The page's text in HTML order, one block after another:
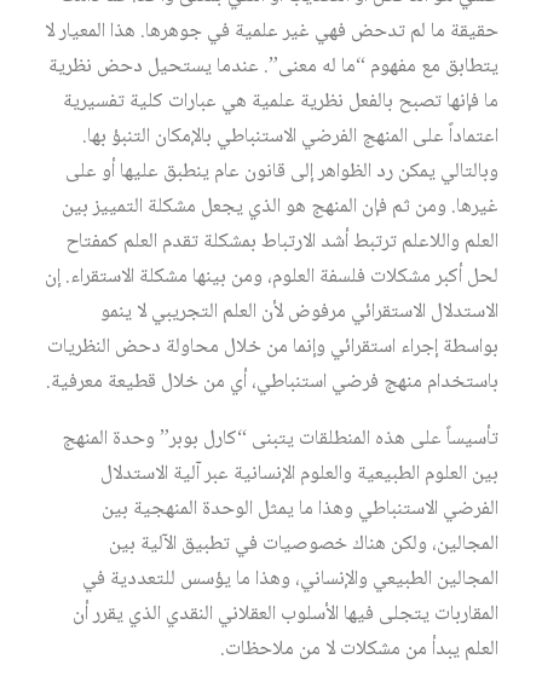
حقيقة ما لم تدحض فهي غير علمية في جوهرها. هذا المعيار لا
يتطابق مع مفهوم “ما له معنى”. عندما يستحيل دحض نظرية
ما فإنها تصبح بالفعل نظرية علمية هي عبارات كلية تفسيرية
اعتماداً على المنهج الفرضي الاستنباطي بالإمكان التنبؤ بها.
وبالتالي يمكن رد الظواهر إلى قانون عام ينطبق عليها أو على
غيرها. ومن ثم فإن المنهج هو الذي يجعل مشكلة التمييز بين
العلم واللاعلم ترتبط أشد الارتباط بمشكلة تقدم العلم كمفتاح
لحل أكبر مشكلات فلسفة العلوم، ومن بينها مشكلة الاستقراء. إن
الاستدلال الاستقرائي مرفوض لأن العلم التجريبي لا ينمو
بواسطة إجراء استقرائي وإنما من خلال محاولة دحض النظريات
باستخدام منهج فرضي استنباطي، أي من خلال قطيعة معرفية.
تأسيساً على هذه المنطلقات يتبنى “كارل بوبر” وحدة المنهج
بين العلوم الطبيعية والعلوم الإنسانية عبر آلية الاستدلال
الفرضي الاستنباطي وهذا ما يمثل الوحدة المنهجية بين
المجالين، ولكن هناك خصوصيات في تطبيق الآلية بين
المجالين الطبيعي والإنساني، وهذا ما يؤسس للتعددية في
المقاربات يتجلى فيها الأسلوب العقلاني النقدي الذي يقرر أن
العلم يبدأ من مشكلات لا من ملاحظات.